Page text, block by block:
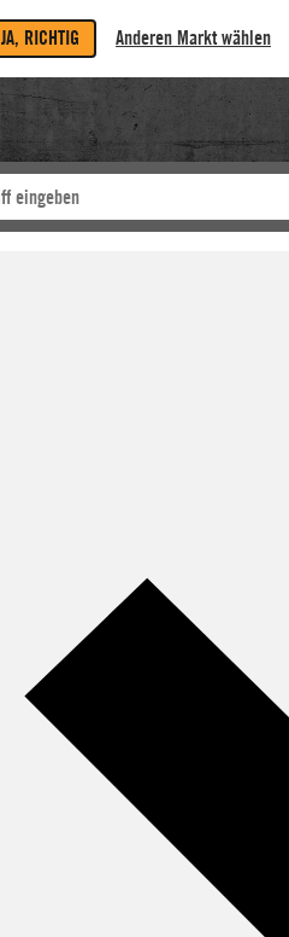
JA, RICHTIG Anderen Markt wählen